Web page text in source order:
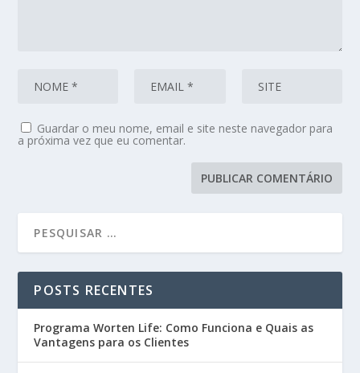
Guardar o meu nome, email e site neste navegador para
a próxima vez que eu comentar.
POSTS RECENTES
Programa Worten Life: Como Funciona e Quais as
Vantagens para os Clientes